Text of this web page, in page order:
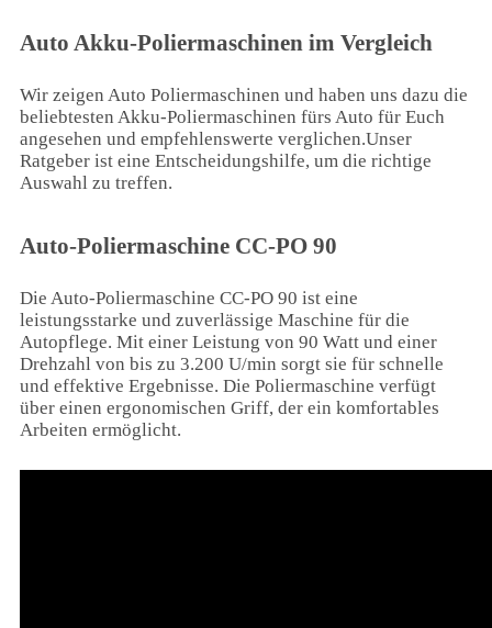
Auto Akku-Poliermaschinen im Vergleich
Wir zeigen Auto Poliermaschinen und haben uns dazu die
beliebtesten Akku-Poliermaschinen fürs Auto für Euch
angesehen und empfehlenswerte verglichen.Unser
Ratgeber ist eine Entscheidungshilfe, um die richtige
Auswahl zu treffen.
Auto-Poliermaschine CC-PO 90
Die Auto-Poliermaschine CC-PO 90 ist eine
leistungsstarke und zuverlässige Maschine für die
Autopflege. Mit einer Leistung von 90 Watt und einer
Drehzahl von bis zu 3.200 U/min sorgt sie für schnelle
und effektive Ergebnisse. Die Poliermaschine verfügt
über einen ergonomischen Griff, der ein komfortables
Arbeiten ermöglicht.